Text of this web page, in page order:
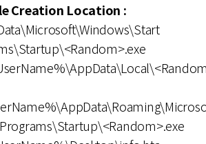
Creation Location :